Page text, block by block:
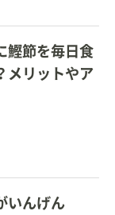
鰹節を毎日食
メリットやア
いんげん